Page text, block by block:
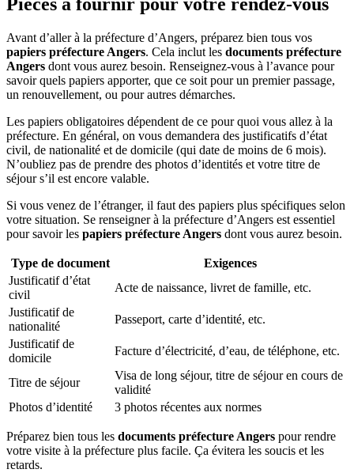
Avant d’aller à la préfecture d’Angers, préparez bien tous vos
papiers préfecture Angers. Cela inclut les documents préfecture
Angers dont vous aurez besoin. Renseignez-vous à l’avance pour
savoir quels papiers apporter, que ce soit pour un premier passage,
un renouvellement, ou pour autres démarches.
Les papiers obligatoires dépendent de ce pour quoi vous allez à la
préfecture. En général, on vous demandera des justificatifs d’état
civil, de nationalité et de domicile (qui date de moins de 6 mois).
N’oubliez pas de prendre des photos d’identités et votre titre de
séjour s’il est encore valable.
Si vous venez de l’étranger, il faut des papiers plus spécifiques selon
votre situation. Se renseigner à la préfecture d’Angers est essentiel
pour savoir les papiers préfecture Angers dont vous aurez besoin.
Type de document
Exigences
Justificatif d’état
civil
Acte de naissance, livret de famille, etc.
Justificatif de
nationalité
Passeport, carte d’identité, etc.
Justificatif de
domicile
Facture d’électricité, d’eau, de téléphone, etc.
Titre de séjour
Visa de long séjour, titre de séjour en cours de
validité
Photos d’identité
3 photos récentes aux normes
Préparez bien tous les documents préfecture Angers pour rendre
votre visite à la préfecture plus facile. Ça évitera les soucis et les
retards.